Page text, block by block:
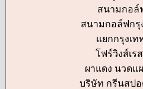
สนามกอล์
สนามกอล์ฟกรุ
แยกกรุงเ
โฟร์วิงส์เร
ผาแดง นวดแ
บริษัท กรีนสป